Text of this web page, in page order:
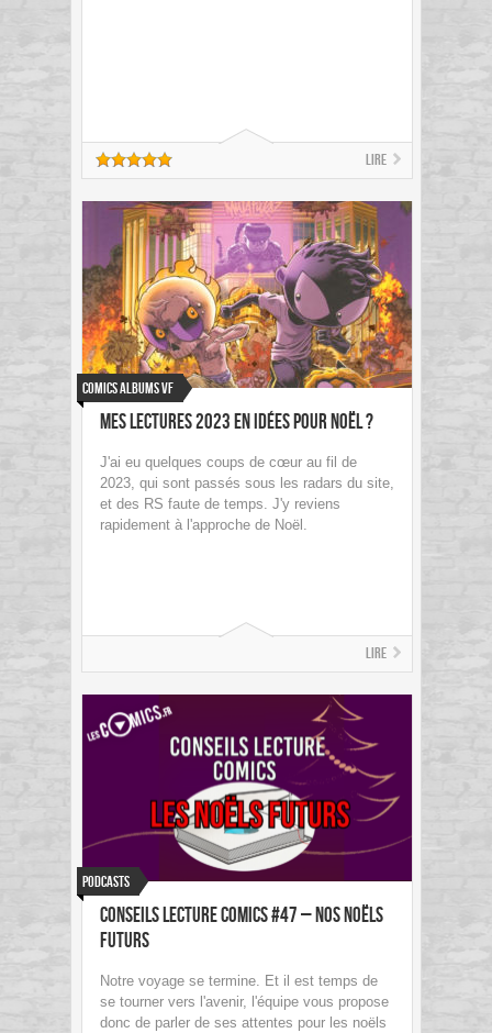
Lire
Comics Albums VF
Mes lectures 2023 en idées pour Noël ?
J'ai eu quelques coups de cœur au fil de
2023, qui sont passés sous les radars du site,
et des RS faute de temps. J'y reviens
rapidement à l'approche de Noël.
Lire
Podcasts
Conseils Lecture Comics #47 – Nos Noëls
futurs
Notre voyage se termine. Et il est temps de
se tourner vers l'avenir, l'équipe vous propose
donc de parler de ses attentes pour les noëls